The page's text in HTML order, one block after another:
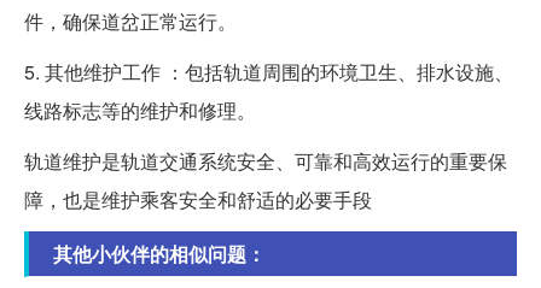
件，确保道岔正常运行。
5. 其他维护工作 ：包括轨道周围的环境卫生、排水设施、
线路标志等的维护和修理。
轨道维护是轨道交通系统安全、可靠和高效运行的重要保
障，也是维护乘客安全和舒适的必要手段
其他小伙伴的相似问题：